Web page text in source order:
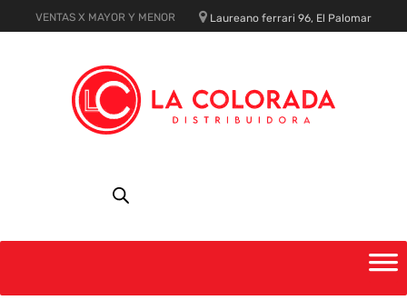
VENTAS X MAYOR Y MENOR Laureano ferrari 96, El Palomar
content